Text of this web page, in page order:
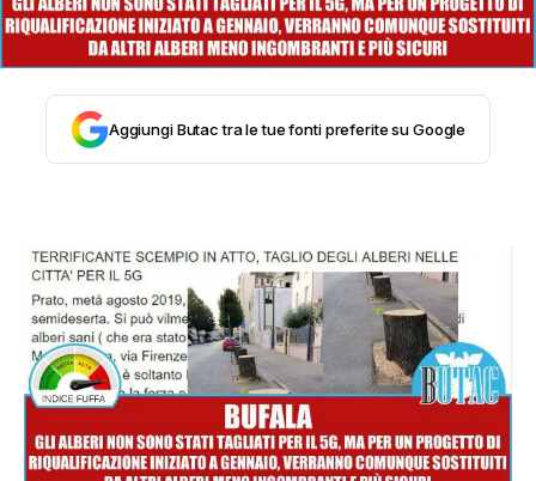
INTRATTENIMENTO
COMPLOTTI, LEGGENDE URBANE ED
EDITORIALI
TRUFFE E SOCIAL NETWORK
Aggiungi Butac tra le tue fonti preferite su Google